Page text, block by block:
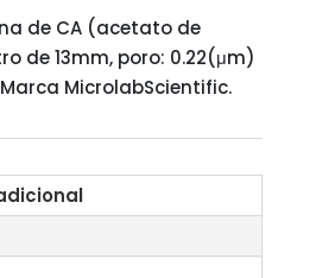
de CA (acetato de
de 13mm, poro: 0.22(μm)
MicrolabScientific.